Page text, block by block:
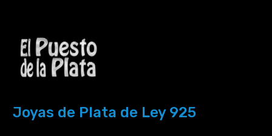
Joyas de Plata de Ley 925